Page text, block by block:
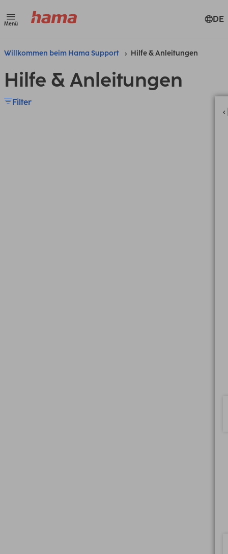
Menü DE
Willkommen beim Hama Support Hilfe & Anleitungen
Hilfe & Anleitungen
Filter